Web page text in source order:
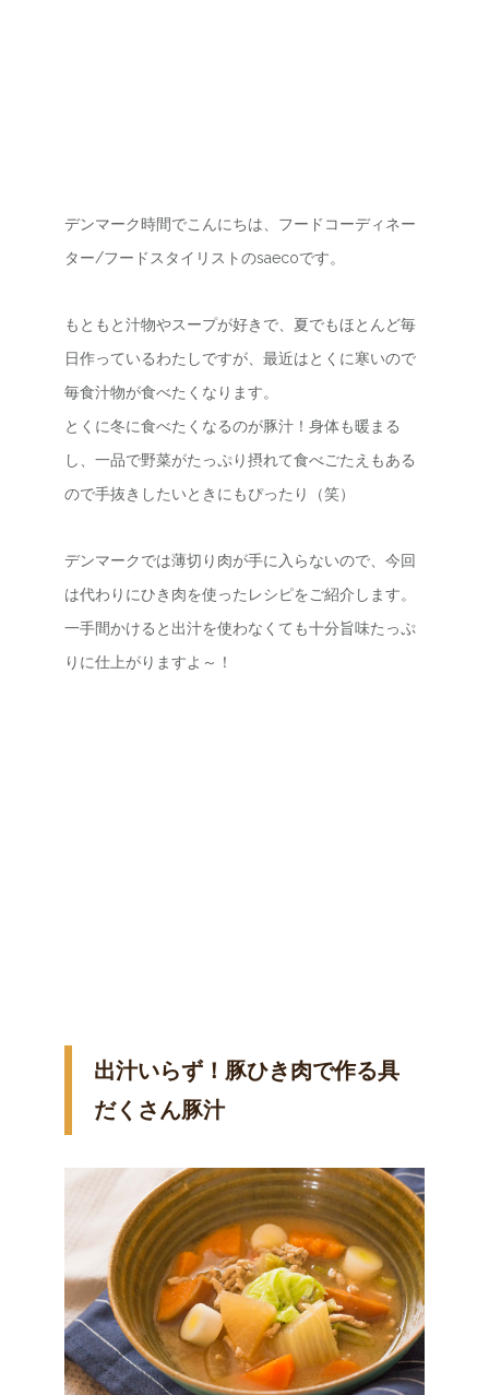
デンマーク時間でこんにちは、フードコーディネー
ター/フードスタイリストのsaecoです。
もともと汁物やスープが好きで、夏でもほとんど毎
日作っているわたしですが、最近はとくに寒いので
毎食汁物が食べたくなります。
とくに冬に食べたくなるのが豚汁！身体も暖まる
し、一品で野菜がたっぷり摂れて食べごたえもある
ので手抜きしたいときにもぴったり（笑）
デンマークでは薄切り肉が手に入らないので、今回
は代わりにひき肉を使ったレシピをご紹介します。
一手間かけると出汁を使わなくても十分旨味たっぷ
りに仕上がりますよ～！
出汁いらず！豚ひき肉で作る具
だくさん豚汁